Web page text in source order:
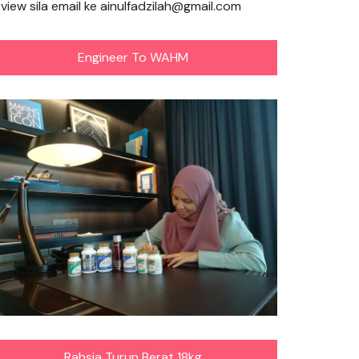
sila email ke ainulfadzilah@gmail.com
Engineer To WAHM